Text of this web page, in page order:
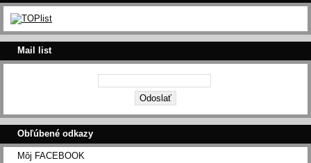
Mail list
Obľúbené odkazy
Môj FACEBOOK